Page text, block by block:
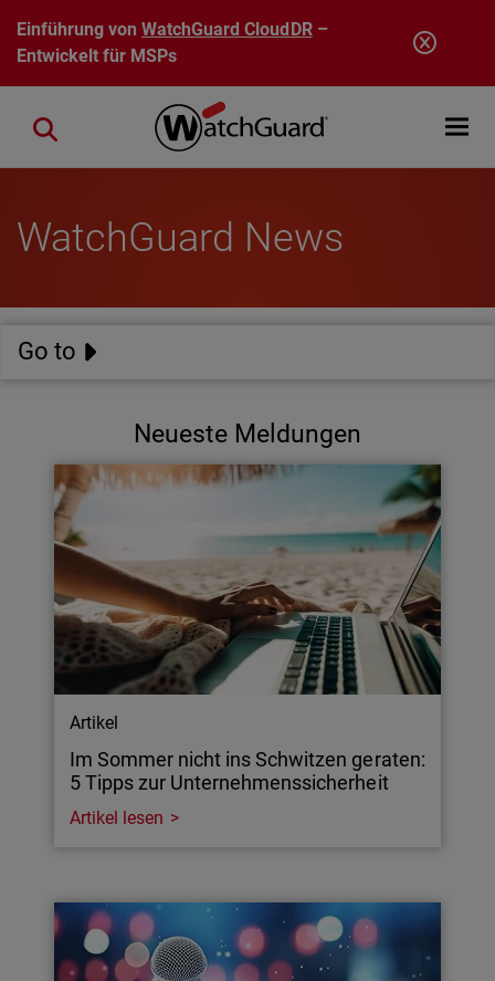
Direkt zum Inhalt
Einführung vonWatchGuard CloudDR–
Entwickelt für MSPs
Open
Close search
WatchGuard News
Go to
Neueste Meldungen
Artikel
Im Sommer nicht ins Schwitzen geraten:
5 Tipps zur Unternehmenssicherheit
Artikel lesen